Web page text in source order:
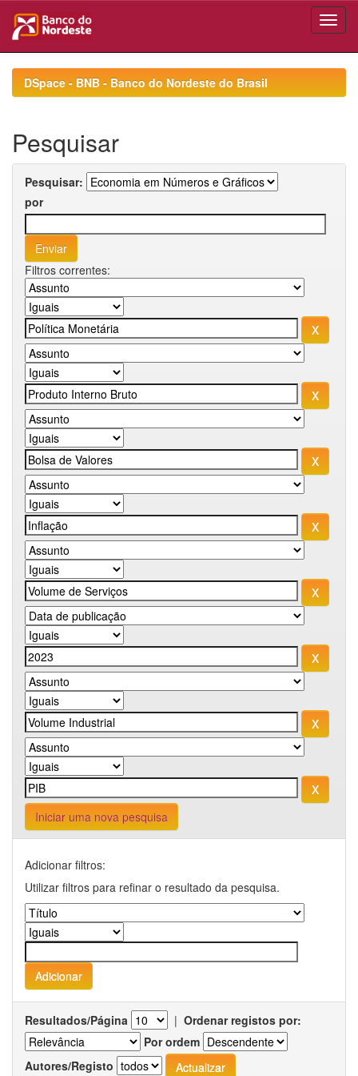
navigationDSpace - BNB - Banco do Nordeste do Brasil
Pesquisar
Pesquisar:
por
Filtros correntes:
Iniciar uma nova pesquisa
Adicionar filtros:
Utilizar filtros para refinar o resultado da pesquisa.
Resultados/Página | Ordenar registos por:
Por ordem
Autores/Registo